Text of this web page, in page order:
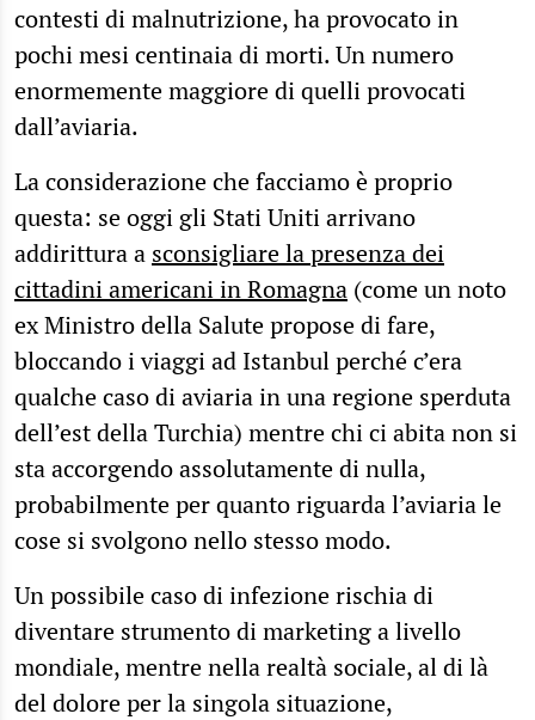
contesti di malnutrizione, ha provocato in
pochi mesi centinaia di morti. Un numero
enormemente maggiore di quelli provocati
dall’aviaria.
La considerazione che facciamo è proprio
questa: se oggi gli Stati Uniti arrivano
addirittura a sconsigliare la presenza dei
cittadini americani in Romagna (come un noto
ex Ministro della Salute propose di fare,
bloccando i viaggi ad Istanbul perché c’era
qualche caso di aviaria in una regione sperduta
dell’est della Turchia) mentre chi ci abita non si
sta accorgendo assolutamente di nulla,
probabilmente per quanto riguarda l’aviaria le
cose si svolgono nello stesso modo.
Un possibile caso di infezione rischia di
diventare strumento di marketing a livello
mondiale, mentre nella realtà sociale, al di là
del dolore per la singola situazione,